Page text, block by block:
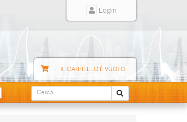
Login
IL CARRELLO È VUOTO